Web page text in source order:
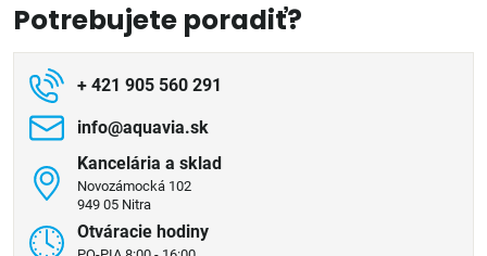
Potrebujete poradiť?
+ 421 905 560 291
info​@aquavia​.sk
Kancelária a sklad
Novozámocká 102
949 05 Nitra
Otváracie hodiny